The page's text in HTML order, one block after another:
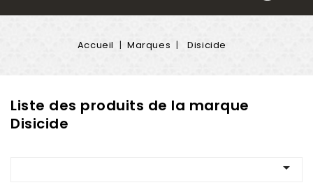
Accueil Marques Disicide
Liste des produits de la marque
Disicide
